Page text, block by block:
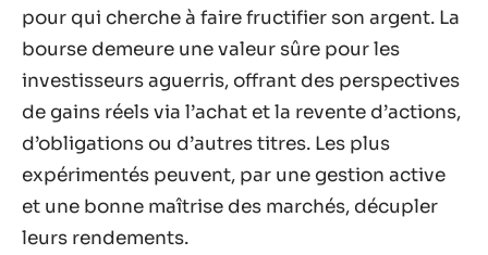
pour qui cherche à faire fructifier son argent. La
bourse demeure une valeur sûre pour les
investisseurs aguerris, offrant des perspectives
de gains réels via l’achat et la revente d’actions,
d’obligations ou d’autres titres. Les plus
expérimentés peuvent, par une gestion active
et une bonne maîtrise des marchés, décupler
leurs rendements.